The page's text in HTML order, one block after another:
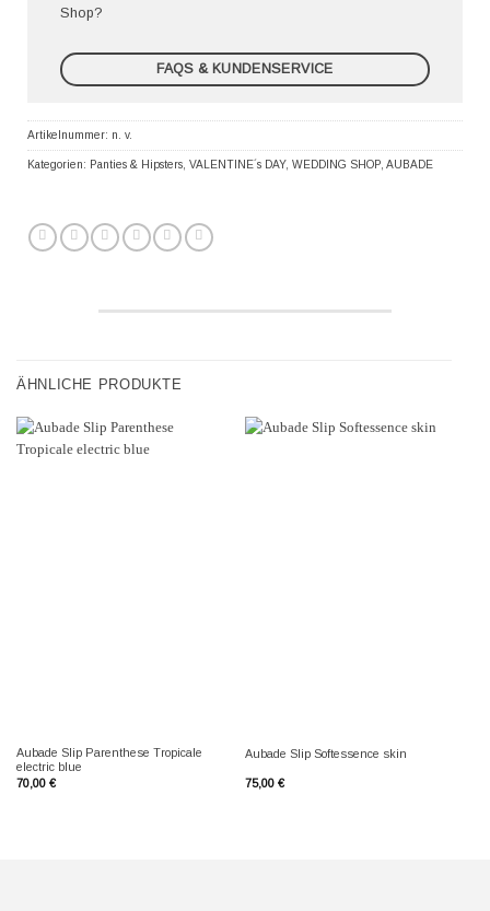
Shop?
FAQS & KUNDENSERVICE
Artikelnummer: n. v.
Kategorien: Panties & Hipsters VALENTINE´s DAY, WEDDING SHOP AUBADE
ÄHNLICHE PRODUKTE
Aubade Slip Parenthese Tropicale
electric blue
70,00 €
Aubade Slip Softessence skin
75,00 €